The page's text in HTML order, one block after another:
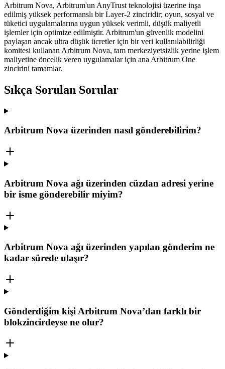
Arbitrum Nova, Arbitrum'un AnyTrust teknolojisi üzerine inşa
edilmiş yüksek performanslı bir Layer-2 zinciridir; oyun, sosyal ve
tüketici uygulamalarına uygun yüksek verimli, düşük maliyetli
işlemler için optimize edilmiştir. Arbitrum'un güvenlik modelini
paylaşan ancak ultra düşük ücretler için bir veri kullanılabilirliği
komitesi kullanan Arbitrum Nova, tam merkeziyetsizlik yerine işlem
maliyetine öncelik veren uygulamalar için ana Arbitrum One
zincirini tamamlar.
Sıkça Sorulan Sorular
Arbitrum Nova üzerinden nasıl gönderebilirim?
Arbitrum Nova ağı üzerinden cüzdan adresi yerine
bir isme gönderebilir miyim?
Arbitrum Nova ağı üzerinden yapılan gönderim ne
kadar sürede ulaşır?
Gönderdiğim kişi Arbitrum Nova’dan farklı bir
blokzincirdeyse ne olur?